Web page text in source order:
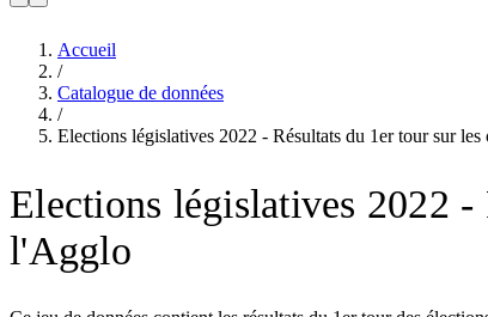
Accueil
/
Catalogue de données
/
Elections législatives 2022 - Résultats du 1er tour sur
Elections législatives 2022 -
l'Agglo